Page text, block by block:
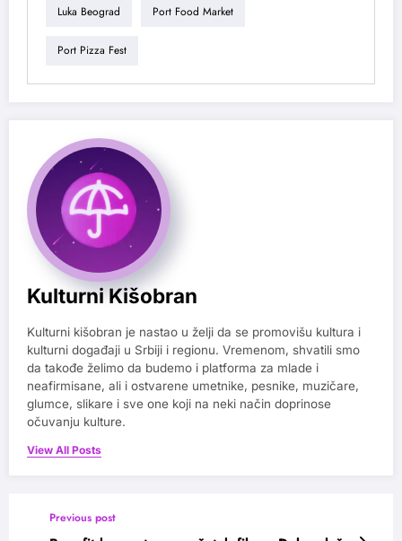
Luka Beograd Port Food Market
Port Pizza Fest
Kulturni Kišobran
Kulturni kišobran je nastao u želji da se promovišu kultura i
kulturni događaji u Srbiji i regionu. Vremenom, shvatili smo
da takođe želimo da budemo i platforma za mlade i
neafirmisane, ali i ostvarene umetnike, pesnike, muzičare,
glumce, slikare i sve one koji na neki način doprinose
očuvanju kulture.
View All Posts
Previous post